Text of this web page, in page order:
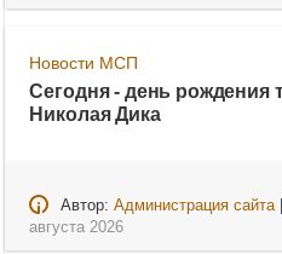
Новости МСП
Сегодня - день рождения
Николая Дика
Автор: Администрация сайта|
августа 2026